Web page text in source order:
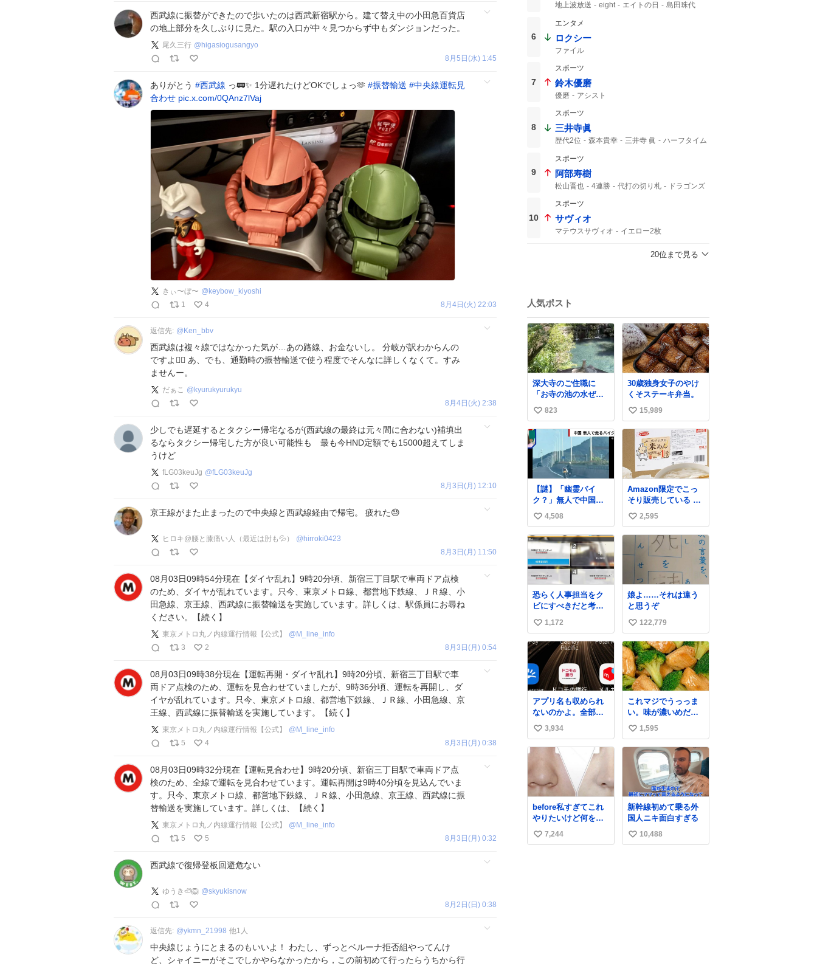
西武線に振替ができたので歩いたのは西武新宿駅から。建て替え中の小田急百貨店
の地上部分を久しぶりに見た。駅の入口が中々見つからず中もダンジョンだった。
尾久三行 @ higasiogusangyo
8月5日(水) 1:45
ありがとう #西武線 っ🚃✨ 1分遅れたけどOKでしょっ🫶 #振替輸送 #中央線運転見
合わせ pic.x.com/0QAnz7lVaj
きぃ〜ぼ〜 @ keybow_kiyoshi
1
4 8月4日(火) 22:03
返信先: @ Ken_bbv
西武線は複々線ではなかった気が…あの路線、お金ないし。 分岐が訳わからんの
ですよ😵‍💫 あ、でも、通勤時の振替輸送で使う程度でそんなに詳しくなくて。すみ
ませんー。
だぁこ @ kyurukyurukyu
8月4日(火) 2:38
少しでも遅延するとタクシー帰宅なるが(西武線の最終は元々間に合わない)補填出
るならタクシー帰宅した方が良い可能性も 最も今HND定額でも15000超えてしま
うけど
fLG03keuJg @fLG03keuJg
8月3日(月) 12:10
京王線がまた止まったので中央線と西武線経由で帰宅。 疲れた😓
ヒロキ@腰と膝痛い人（最近は肘も💦） @ hirroki0423
8月3日(月) 11:50
08月03日09時54分現在【ダイヤ乱れ】9時20分頃、新宿三丁目駅で車両ドア点検
のため、ダイヤが乱れています。只今、東京メトロ線、都営地下鉄線、ＪＲ線、小
田急線、京王線、西武線に振替輸送を実施しています。詳しくは、駅係員にお尋ね
ください。【続く】
東京メトロ丸ノ内線運行情報【公式】 @ M_line_info
3
2 8月3日(月) 0:54
08月03日09時38分現在【運転再開・ダイヤ乱れ】9時20分頃、新宿三丁目駅で車
両ドア点検のため、運転を見合わせていましたが、9時36分頃、運転を再開し、ダ
イヤが乱れています。只今、東京メトロ線、都営地下鉄線、ＪＲ線、小田急線、京
王線、西武線に振替輸送を実施しています。【続く】
東京メトロ丸ノ内線運行情報【公式】 @ M_line_info
5
4 8月3日(月) 0:38
08月03日09時32分現在【運転見合わせ】9時20分頃、新宿三丁目駅で車両ドア点
検のため、全線で運転を見合わせています。運転再開は9時40分頃を見込んでいま
す。只今、東京メトロ線、都営地下鉄線、ＪＲ線、小田急線、京王線、西武線に振
替輸送を実施しています。詳しくは、【続く】
東京メトロ丸ノ内線運行情報【公式】 @ M_line_info
5
5 8月3日(月) 0:32
西武線で復帰登板回避危ない
ゆうき🦥🦁 @skyukisnow
8月2日(日) 0:38
返信先: @ykmn_21998 他1 人
中央線じょうにとまるのもいいよ！ わたし、ずっとベルーナ拒否組やってんけ
ど、シャイニーがそこでしかやらなかったから，この前初めて行ったらうちから行
地上波放送 eight エイトの日
島田珠代
TVer
6
エンタメ
ロクシー
ファイル
7
スポーツ
鈴木優磨
優磨 アシスト
8
スポーツ
三井寺眞
歴代2位 森本貴幸 三井寺 眞
ハーフタイム
Travis Japan
トラップ
9
スポーツ
阿部寿樹
松山晋也 4連勝 代打の切り札
ドラゴンズ
タイムリー
10
スポーツ
サヴィオ
マテウスサヴィオ
イエロー2枚
マテウス イエロー
20位まで見る
人気ポスト
深大寺のご住職に
「お寺の池の水ぜん
ぶ抜いて掃除した
ら、 モネの池くらい
綺麗になったから見
てみて」 といわれ訪
れたら 本当にモネの
池くらい綺麗でし
た。 蓮こそ咲いてな
いけど言いたいこと
わかります。 輝くエ
メラルドだ‼︎
iPhone16カメラで撮
影して無加工です。
い
い
ね
数
823
30歳独身女子のやけ
くそステーキ弁当。
い
い
数
15,989
【謎】「幽霊バイ
ク？」無人で中国の
高速道路を爆走 中国
で珍しい光景が目撃
された。人が乗って
いないバイクが高速
道路を倒れず走り続
けており、さらに車
線変更も。そのまま5
キロも走り続けてい
たという。
い
い
ね
数
4,508
Amazon限定でこっ
そり販売している 米
めんを少しだけ宣伝
させてください…🤫
大きな声では言えな
いんですが… 茹で時
間1分なのでカップめ
んよりも手軽かもで
す…
い
い
2,595
恐らく人事担当をク
ビにすべきだと考え
られるが‥‥‥
い
い
ね
数
1,172
娘よ……それは違う
と思うぞ
い
い
ね
数
122,779
アプリ名も収められ
ないのかよ。全部ダ
サくて本当に凄い。
https://t.co/LemyLG
yVkR
い
い
3,934
これマジでうっっま
い。味が濃いめだか
ら満足感エグいし1週
間で3キロ痩せた😭
い
い
ね
数
1,595
before私すぎてこれ
やりたいけど何をや
ったら右になれるの
い
7,244
新幹線初めて乗る外
国人ニキ面白すぎる
い
10,488